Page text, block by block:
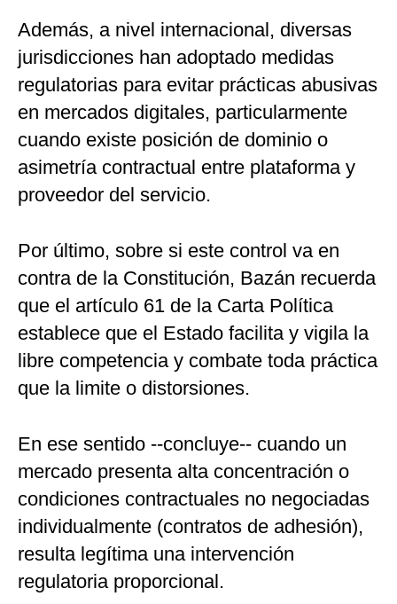
Además, a nivel internacional, diversas
jurisdicciones han adoptado medidas
regulatorias para evitar prácticas abusivas
en mercados digitales, particularmente
cuando existe posición de dominio o
asimetría contractual entre plataforma y
proveedor del servicio.
Por último, sobre si este control va en
contra de la Constitución, Bazán recuerda
que el artículo 61 de la Carta Política
establece que el Estado facilita y vigila la
libre competencia y combate toda práctica
que la limite o distorsiones.
En ese sentido --concluye-- cuando un
mercado presenta alta concentración o
condiciones contractuales no negociadas
individualmente (contratos de adhesión),
resulta legítima una intervención
regulatoria proporcional.